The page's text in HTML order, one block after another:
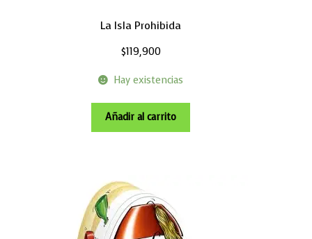
La Isla Prohibida
$119,900
Hay existencias
Añadir al carrito